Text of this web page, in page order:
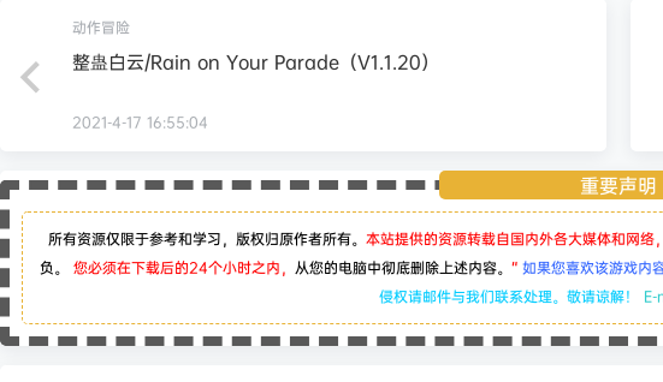
动作冒险
整蛊白云/Rain on Your Parade（V1.1.20）
2021-4-17 16:55:04
重要声明
所有资源仅限于参考和学习，版权归原作者所有。 本站提供的资源转载自国内外各大媒体和网络，
负。
您必须在下载后的24个小时之内， 从您的电脑中彻底删除上述内容。 “ 如果您喜欢该游戏内容
侵权请邮件与我们联系处理。敬请谅解！